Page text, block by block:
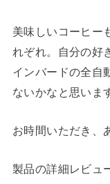
美味しいコーヒー
れぞれ。自分の好
インバードの全自
ないかなと思いま
お時間いただき、
製品の詳細レビュ